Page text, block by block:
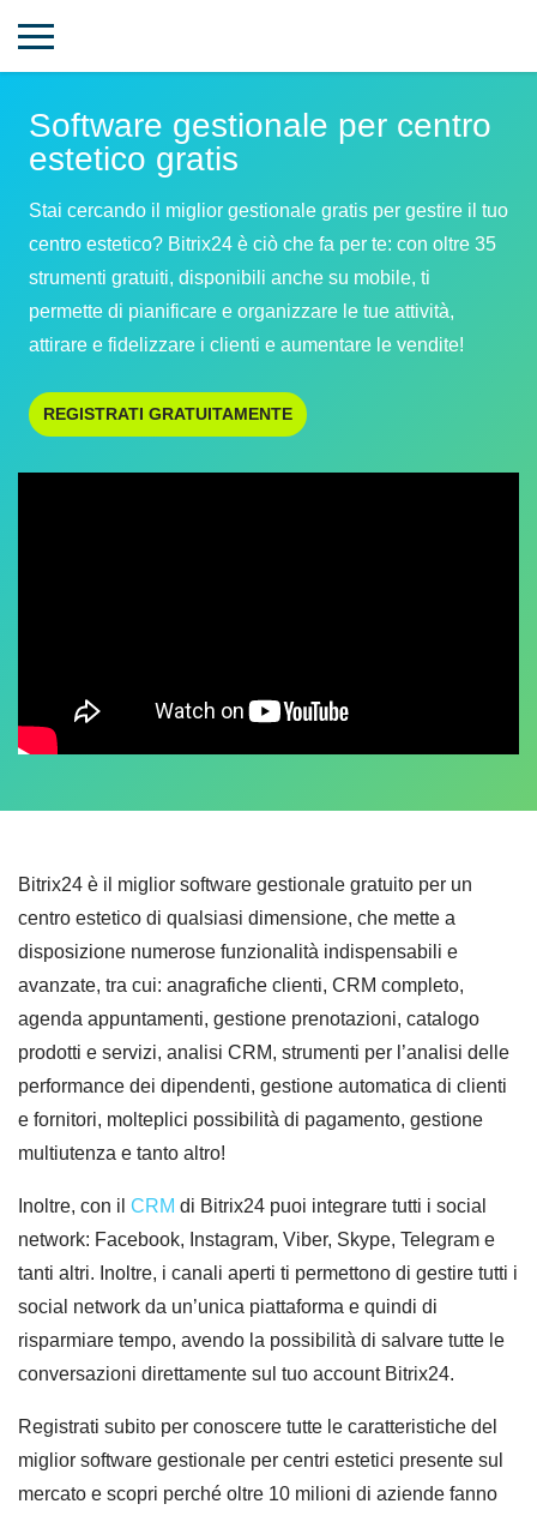
Software gestionale per centro
estetico gratis
Stai cercando il miglior gestionale gratis per gestire il tuo
centro estetico? Bitrix24 è ciò che fa per te: con oltre 35
strumenti gratuiti, disponibili anche su mobile, ti
permette di pianificare e organizzare le tue attività,
attirare e fidelizzare i clienti e aumentare le vendite!
REGISTRATI GRATUITAMENTE
Bitrix24 è il miglior software gestionale gratuito per un
centro estetico di qualsiasi dimensione, che mette a
disposizione numerose funzionalità indispensabili e
avanzate, tra cui: anagrafiche clienti, CRM completo,
agenda appuntamenti, gestione prenotazioni, catalogo
prodotti e servizi, analisi CRM, strumenti per l’analisi delle
performance dei dipendenti, gestione automatica di clienti
e fornitori, molteplici possibilità di pagamento, gestione
multiutenza e tanto altro!
Inoltre, con il CRM di Bitrix24 puoi integrare tutti i social
network: Facebook, Instagram, Viber, Skype, Telegram e
tanti altri. Inoltre, i canali aperti ti permettono di gestire tutti i
social network da un’unica piattaforma e quindi di
risparmiare tempo, avendo la possibilità di salvare tutte le
conversazioni direttamente sul tuo account Bitrix24.
Registrati subito per conoscere tutte le caratteristiche del
miglior software gestionale per centri estetici presente sul
mercato e scopri perché oltre 10 milioni di aziende fanno